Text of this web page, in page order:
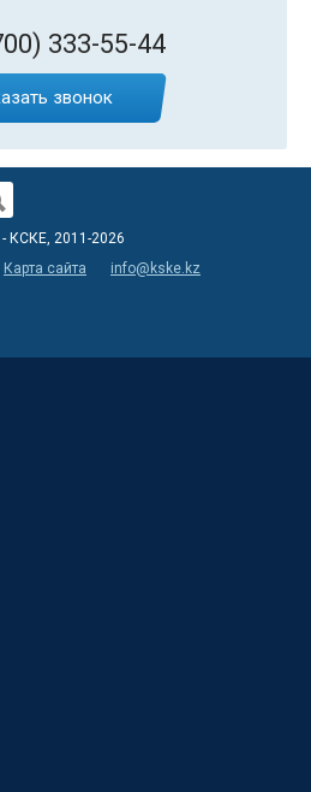
333-55-44
звонок
КСКЕ, 2011-2026
Карта сайта info@kske.kz